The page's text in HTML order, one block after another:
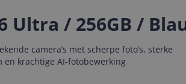
Er zijn geen
Er zijn geen
Ultra / 256GB /
camera’s met scherpe foto’s, sterke
en krachtige AI-fotobewerking